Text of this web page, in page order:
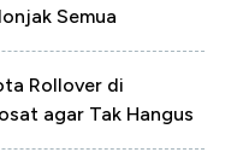
Semua
Rollover di
agar Tak Hangus